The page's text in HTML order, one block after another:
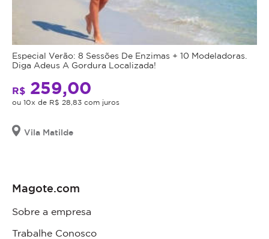
Especial Verão: 8 Sessões De Enzimas + 10 Modeladoras.
Diga Adeus A Gordura Localizada!
R$ 259,00
ou 10x de R$ 28,83 com juros
Vila Matilde
Magote.com
Sobre a empresa
Trabalhe Conosco